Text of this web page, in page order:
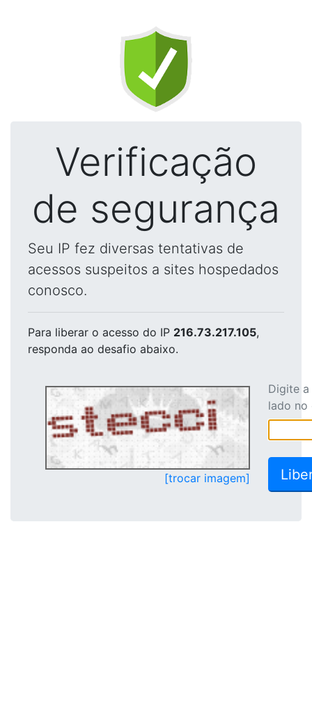
Verificação
de segurança
Seu IP fez diversas tentativas de
acessos suspeitos a sites hospedados
conosco.
Para liberar o acesso do IP 216.73.217.105,
responda ao desafio abaixo.
[trocar imagem]
Digite
lado no